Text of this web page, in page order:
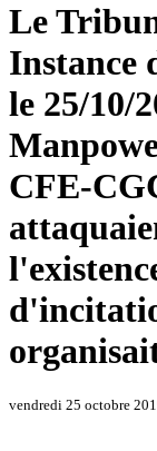
Le
Instance
le 25/10/
CFE-
vendredi 25 octobre